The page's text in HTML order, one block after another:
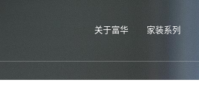
关于富华 家装系列